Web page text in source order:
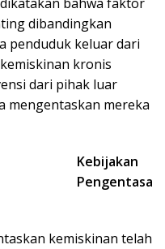
dibandingkan
penduduk keluar dari
kronis
dari pihak luar
mengentaskan mereka
Kebijakan
Pengentasa
kemiskinan telah